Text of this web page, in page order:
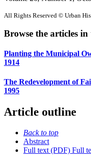
All Rights Reserved © Urban
Browse the articles in
Planting the Municipal
1914
The Redevelopment of
1995
Article outline
Back to top
Abstract
Full text (PDF) Full